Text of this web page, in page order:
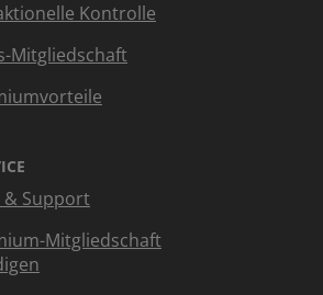
Kontrolle
Mitgliedschaft
& Support
Mitgliedschaft